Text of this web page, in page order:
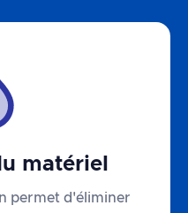
matériel
permet d'éliminer